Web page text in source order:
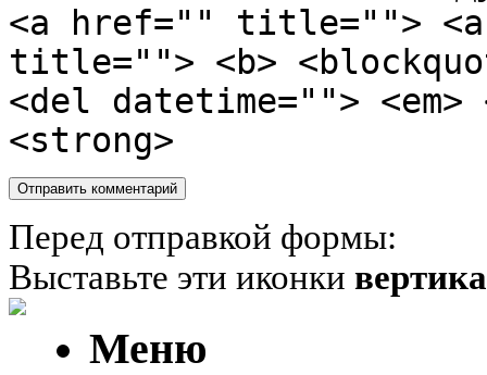
<a href="" title="">
title=""> <b>
<del datetime="">
<strong>
Перед отправкой формы:
Выставьте эти иконки
Меню